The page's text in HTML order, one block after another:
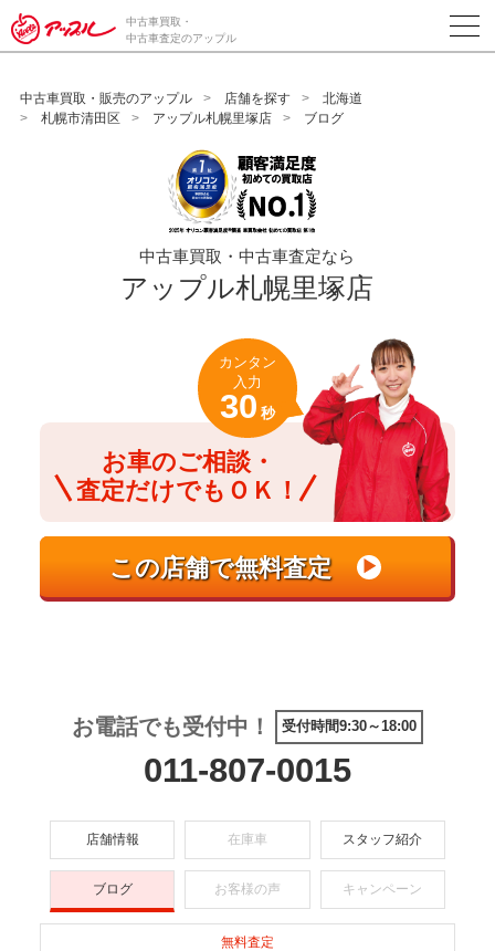
/*ABテスト_新規査定フォームの為のCVボタン*/
中古車買取・
中古車査定のアップル
中古車買取・販売のアップル 店舗を探す
北海道
札幌市清田区
アップル札幌里塚店 ブログ
中古車買取・中古車査定なら
アップル札幌里塚店
お車のご相談・
査定だけでもＯＫ！
カンタン
入力
30 秒
お電話でも受付中！ 受付時間9:30～18:00
011-807-0015
店舗情報 在庫車 スタッフ紹介
ブログ お客様の声 キャンペーン
無料査定